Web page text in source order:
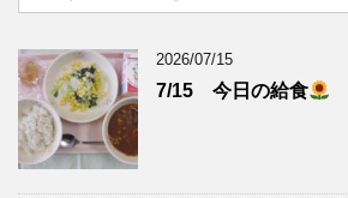
2026/07/15
7/15 今日の給食